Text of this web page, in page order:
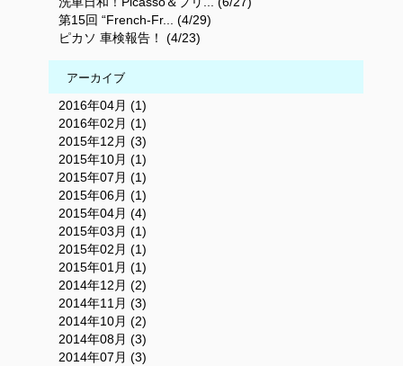
第15回 “French-Fr... (4/29)
ピカソ 車検報告！ (4/23)
アーカイブ
2016年04月 (1)
2016年02月 (1)
2015年12月 (3)
2015年10月 (1)
2015年07月 (1)
2015年06月 (1)
2015年04月 (4)
2015年03月 (1)
2015年02月 (1)
2015年01月 (1)
2014年12月 (2)
2014年11月 (3)
2014年10月 (2)
2014年08月 (3)
2014年07月 (3)